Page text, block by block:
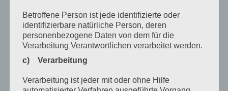
April 2025
März 2025
Februar 2025
Januar 2025
Betroffene Person ist jede identifizierte oder
identifizierbare natürliche Person, deren
personenbezogene Daten von dem für die
Verarbeitung Verantwortlichen verarbeitet werden.
c) Verarbeitung
Verarbeitung ist jeder mit oder ohne Hilfe